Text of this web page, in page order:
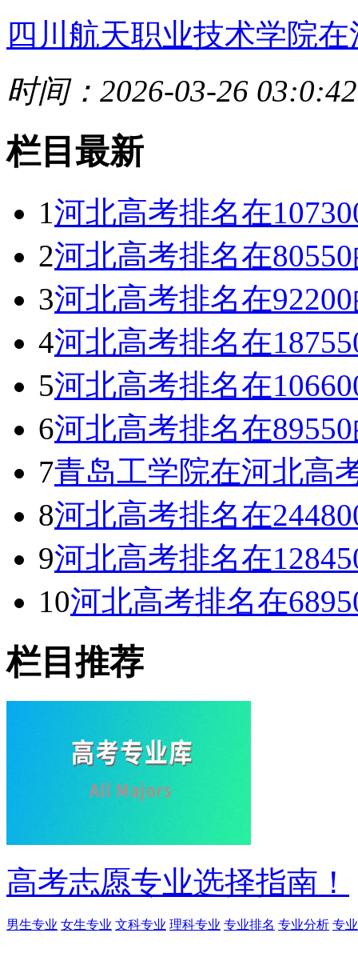
四川航天职业技术学院在
时间：2026-03-26 03:0:42
栏目最新
1河北高考排名在
2河北高考排名在
3河北高考排名在
4河北高考排名在
5河北高考排名在
6河北高考排名在
7青岛工学院在河北高
8河北高考排名在
9河北高考排名在
10河北高考排名在
栏目推荐
高考志愿专业选择指南！
男生专业 女生专业 文科专业 理科专业 专业排名 专业分析 专